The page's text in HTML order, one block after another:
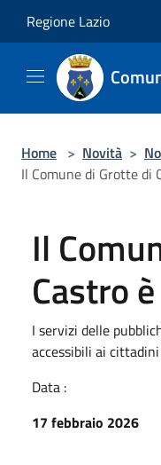
Regione Lazio
Home > Novità >
Il Comune di Grotte di
Il
Castro
I servizi delle
accessibili ai
Data :
17 febbraio 2026